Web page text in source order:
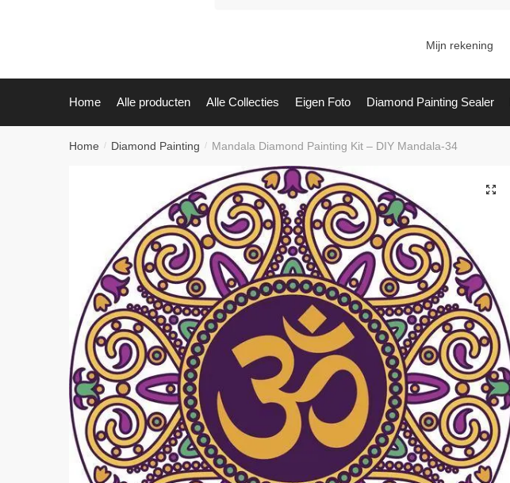
Mijn rekening
Home Alle producten Alle Collecties Eigen Foto Diamond Painting Sealer
Home / Diamond Painting / Mandala Diamond Painting Kit – DIY Mandala-34
🔍